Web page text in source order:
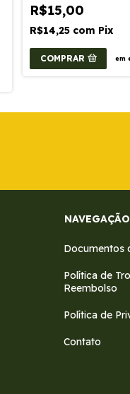
R$15,00
R$14,25 com Pix
COMPRAR em
NAVEGAÇÃO
Documentos
Política de
Reembolso
Política de
Contato